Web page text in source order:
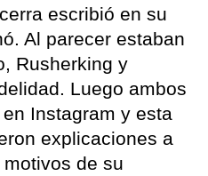
escribió en su
Al parecer estaban
Rusherking y
Luego ambos
Instagram y esta
explicaciones a
de su